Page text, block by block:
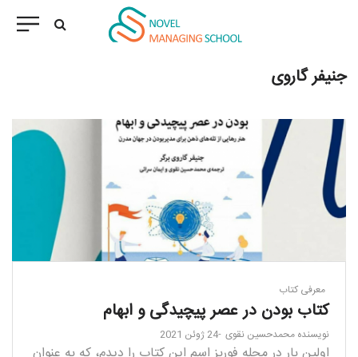
جنیفر گاروی
معرفی کتاب
کتاب بودن در عصر پیچیدگی و ابهام
نویسنده محمدحسین نقوی 24 ژوئن 2021